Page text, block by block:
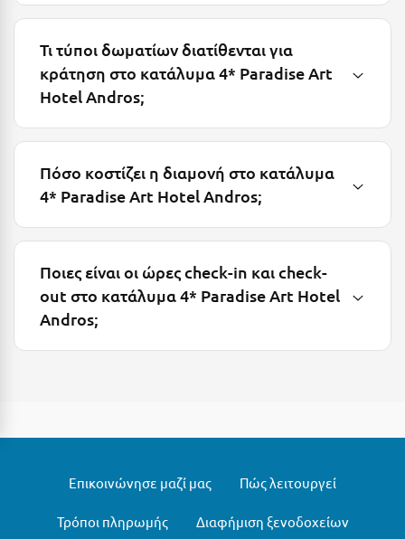
Μεσολόγγι
Μεσσηνία
Μετέωρα
Μέτσοβο
Μήλος
Μονεμβασιά
Μουζάκι
Μπαλί Κρήτης
Μυστράς
Τι τύποι δωματίων διατίθενται για
κράτηση στο κατάλυμα 4* Paradise Art
Hotel Andros;
Πόσο κοστίζει η διαμονή στο κατάλυμα
4* Paradise Art Hotel Andros;
Ποιες είναι οι ώρες check-in και check-
out στο κατάλυμα 4* Paradise Art Hotel
Andros;
Επικοινώνησε μαζί μας Πώς λειτουργεί
Τρόποι πληρωμής Διαφήμιση ξενοδοχείων